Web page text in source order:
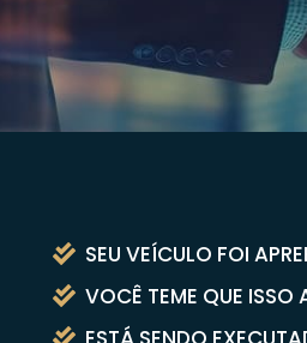
SEU VEÍCULO FOI
VOCÊ TEME QUE